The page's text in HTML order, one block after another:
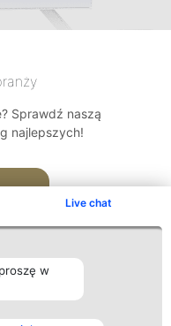
Live chat
w
Sprawdź naszą
najlepszych!
Kontakt